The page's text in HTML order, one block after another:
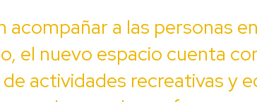
acompañar a las personas
el nuevo espacio cuenta
actividades recreativas y